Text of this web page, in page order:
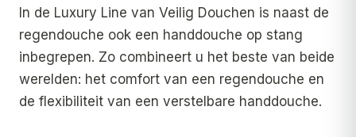
In de Luxury Line van Veilig Douchen is naast de
regendouche ook een handdouche op stang
inbegrepen. Zo combineert u het beste van beide
werelden: het comfort van een regendouche en
de flexibiliteit van een verstelbare handdouche.